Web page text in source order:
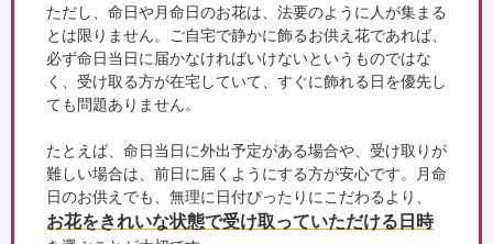
ただし、命日や月命日のお花は、法要のように人が集まる
とは限りません。ご自宅で静かに飾るお供え花であれば、
必ず命日当日に届かなければいけないというものではな
く、受け取る方が在宅していて、すぐに飾れる日を優先し
ても問題ありません。
たとえば、命日当日に外出予定がある場合や、受け取りが
難しい場合は、前日に届くようにする方が安心です。月命
日のお供えでも、無理に日付ぴったりにこだわるより、
お花をきれいな状態で受け取っていただける日時